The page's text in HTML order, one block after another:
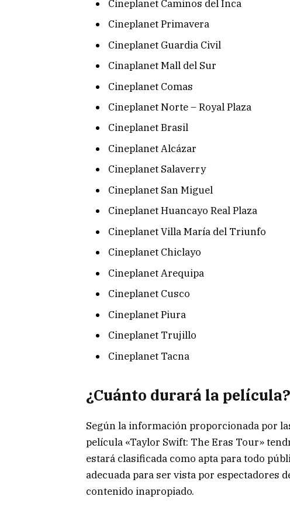
Cineplanet Caminos del Inca
Cineplanet Primavera
Cineplanet Guardia Civil
Cinaplanet Mall del Sur
Cineplanet Comas
Cineplanet Norte – Royal Plaza
Cineplanet Brasil
Cineplanet Alcázar
Cineplanet Salaverry
Cineplanet San Miguel
Cineplanet Huancayo Real Plaza
Cineplanet Villa María del Triunfo
Cineplanet Chiclayo
Cineplanet Arequipa
Cineplanet Cusco
Cineplanet Piura
Cineplanet Trujillo
Cineplanet Tacna
¿Cuánto durará la película?
Según la información proporcionada por
película «Taylor Swift: The Eras Tour»
estará clasificada como apta para todo
adecuada para ser vista por espectadores
contenido inapropiado.